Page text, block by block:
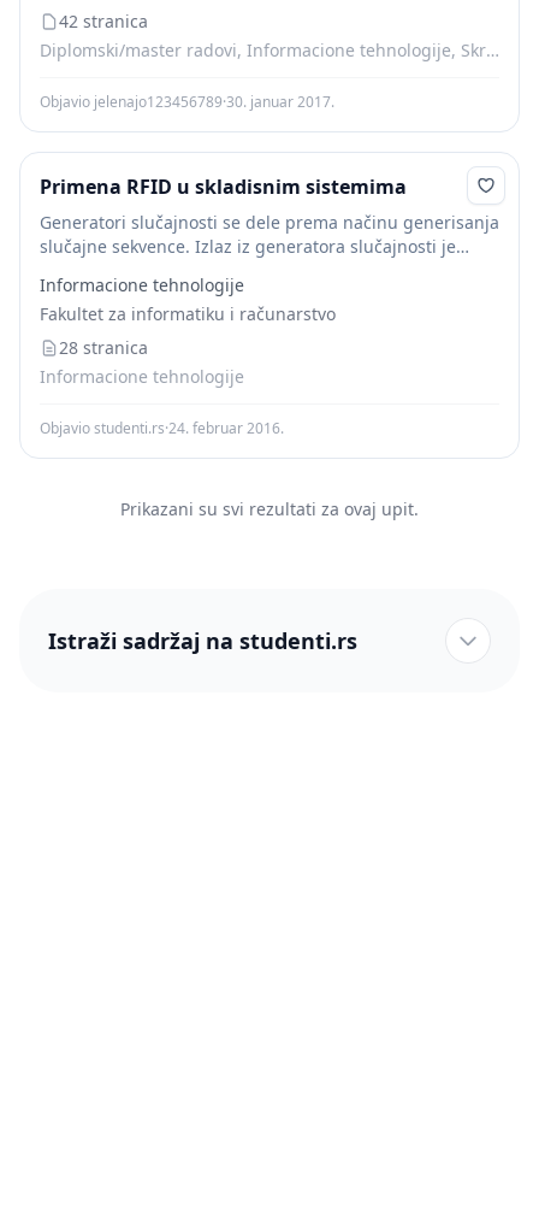
42 stranica
Diplomski/master radovi, Informacione tehnologije, Skripte
Objavio jelenajo123456789·30. januar 2017.
Primena RFID u skladisnim sistemima
Generatori slučajnosti se dele prema načinu generisanja
slučajne sekvence. Izlaz iz generatora slučajnosti je
izlaz nije u binarnom obliku ali posle je...
Informacione tehnologije
Fakultet za informatiku i računarstvo
28 stranica
Informacione tehnologije
Objavio studenti.rs·24. februar 2016.
Prikazani su svi rezultati za ovaj upit.
Istraži sadržaj na studenti.rs